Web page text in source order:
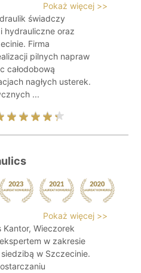
Pokaż więcej >>
świadczy
hydrauliczne oraz
Firma
pilnych napraw
całodobową
nagłych usterek.
...
Pokaż więcej >>
Kantor, Wieczorek
w zakresie
w Szczecinie.